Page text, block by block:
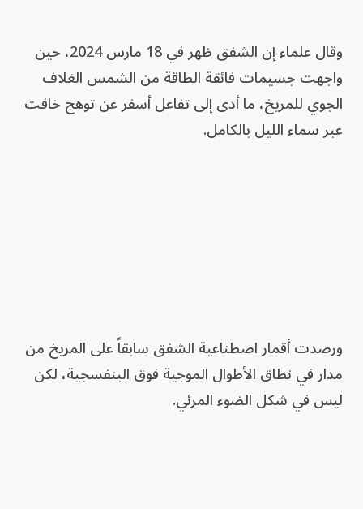
وقال علماء إن الشفق ظهر في 18 مارس 2024، حين
واجهت جسيمات فائقة الطاقة من الشمس الغلاف
الجوي للمريخ، ما أدى إلى تفاعل أسفر عن توهج خافت
عبر سماء الليل بالكامل.
ورصدت أقمار اصطناعية الشفق سابقاً على المريخ من
مدار في نطاق الأطوال الموجية فوق البنفسجية، لكن
ليس في شكل الضوء المرئي.